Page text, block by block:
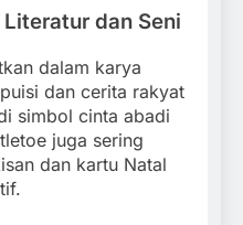
dan Seni
dalam karya
dan cerita rakyat
simbol cinta abadi
juga sering
dan kartu Natal